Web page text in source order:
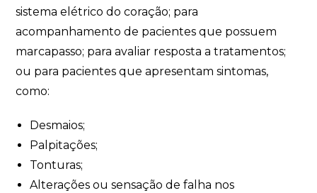
sistema elétrico do coração; para
acompanhamento de pacientes que possuem
marcapasso; para avaliar resposta a tratamentos;
ou para pacientes que apresentam sintomas,
como:
Desmaios;
Palpitações;
Tonturas;
Alterações ou sensação de falha nos